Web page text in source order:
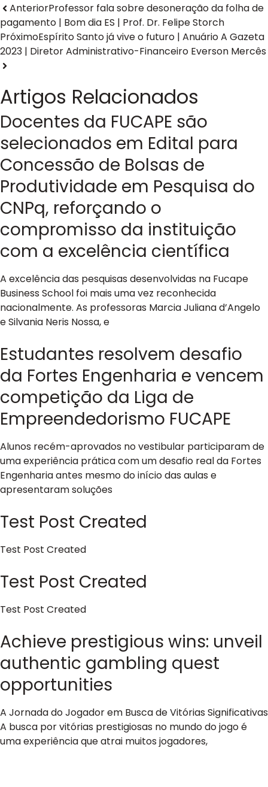
AnteriorProfessor fala sobre desoneração da folha de
pagamento | Bom dia ES | Prof. Dr. Felipe Storch
PróximoEspírito Santo já vive o futuro | Anuário A Gazeta
2023 | Diretor Administrativo-Financeiro Everson Mercês
Artigos Relacionados
Docentes da FUCAPE são
selecionados em Edital para
Concessão de Bolsas de
Produtividade em Pesquisa do
CNPq, reforçando o
compromisso da instituição
com a excelência científica
A excelência das pesquisas desenvolvidas na Fucape
Business School foi mais uma vez reconhecida
nacionalmente. As professoras Marcia Juliana d’Angelo
e Silvania Neris Nossa, e
Estudantes resolvem desafio
da Fortes Engenharia e vencem
competição da Liga de
Empreendedorismo FUCAPE
Alunos recém-aprovados no vestibular participaram de
uma experiência prática com um desafio real da Fortes
Engenharia antes mesmo do início das aulas e
apresentaram soluções
Test Post Created
Test Post Created
Test Post Created
Test Post Created
Achieve prestigious wins: unveil
authentic gambling quest
opportunities
A Jornada do Jogador em Busca de Vitórias Significativas
A busca por vitórias prestigiosas no mundo do jogo é
uma experiência que atrai muitos jogadores,